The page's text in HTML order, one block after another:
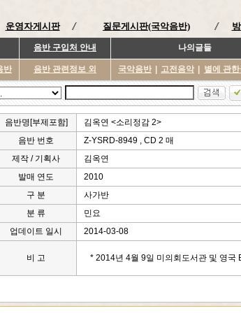
운영자게시판 질문게시판(국악음반)
음반 구입처 안내 나의글들
반 음반 관련정보 외 국악음반 고전음악 별에 관
음반명[부제포함]
김옥연 <소리정감 2>
음반 번호
Z-YSRD-8949 , CD 2 매
제작 / 기획사
김옥연
발매 연도
2010
구 분
사가반
분 류
민요
업데이트 일시
2014-03-08
비 고 * 2014년 4월 9일 미의회도서관 및 영국